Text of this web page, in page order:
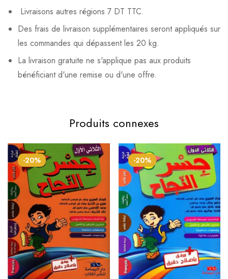
Livraisons autres régions 7 DT TTC.
Des frais de livraison supplémentaires seront appliqués sur
les commandes qui dépassent les 20 kg.
La livraison gratuite ne s'applique pas aux produits
bénéficiant d'une remise ou d'une offre.
Produits connexes
-20% -20%